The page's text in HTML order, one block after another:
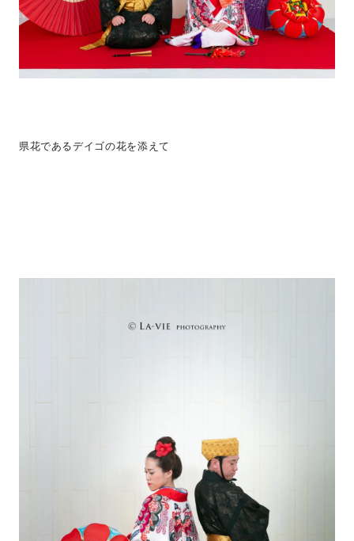
県花であるデイゴの花を添えて